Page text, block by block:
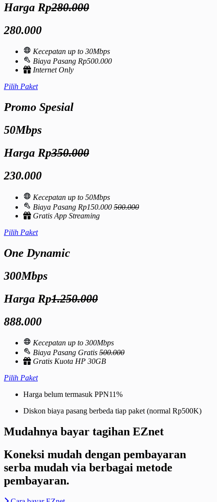
Harga Rp280.000
280.000
Kecepatan up to 30Mbps
Biaya Pasang Rp500.000
Internet Only
Pilih Paket
Promo Spesial
50Mbps
Harga Rp350.000
230.000
Kecepatan up to 50Mbps
Biaya Pasang Rp150.000 500.000
Gratis App Streaming
Pilih Paket
One Dynamic
300Mbps
Harga Rp1.250.000
888.000
Kecepatan up to 300Mbps
Biaya Pasang Gratis 500.000
Gratis Kuota HP 30GB
Pilih Paket
Harga belum termasuk PPN11%
Diskon biaya pasang berbeda tiap paket (normal Rp500K)
Mudahnya bayar tagihan EZnet
Koneksi mudah dengan pembayaran
serba mudah via berbagai metode
pembayaran.